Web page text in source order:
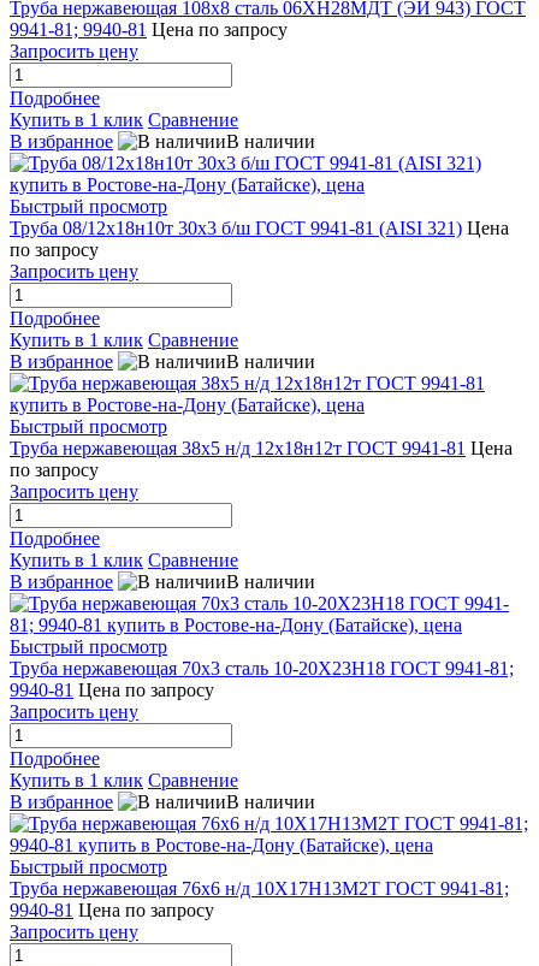
Труба нержавеющая 108х8 сталь 06ХН28МДТ (ЭИ 943) ГОСТ
9941-81; 9940-81 Цена по запросу
Запросить цену
Подробнее
Купить в 1 клик Сравнение
В избранное
В наличии
Быстрый просмотр
Труба 08/12х18н10т 30х3 б/ш ГОСТ 9941-81 (AISI 321) Цена
по запросу
Запросить цену
Подробнее
Купить в 1 клик Сравнение
В избранное
В наличии
Быстрый просмотр
Труба нержавеющая 38х5 н/д 12х18н12т ГОСТ 9941-81 Цена
по запросу
Запросить цену
Подробнее
Купить в 1 клик Сравнение
В избранное
В наличии
Быстрый просмотр
Труба нержавеющая 70х3 сталь 10-20Х23Н18 ГОСТ 9941-81;
9940-81 Цена по запросу
Запросить цену
Подробнее
Купить в 1 клик Сравнение
В избранное
В наличии
Быстрый просмотр
Труба нержавеющая 76х6 н/д 10Х17Н13М2Т ГОСТ 9941-81;
9940-81 Цена по запросу
Запросить цену